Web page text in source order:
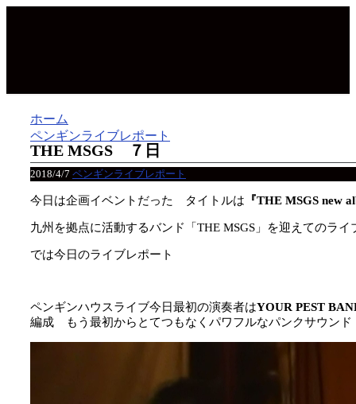
ホーム
ペンギンライブレポート
THE MSGS ７日
2018/4/7 ペンギンライブレポート
今日は企画イベントだった タイトルは 『THE MSGS new
九州を拠点に活動するバンド「THE MSGS」を迎えてのライ
では今日のライブレポート
ペンギンハウスライブ今日最初の演奏者はYOUR PEST
編成 もう最初からとてつもなくパワフルなパンクサウンド